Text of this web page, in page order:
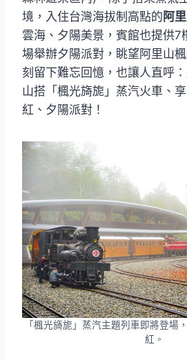
境，入住台灣海拔制高點的 阿
雲海、夕陽美景，賓館也提供7
場舉辦夕陽派對，眺望阿里山
刻留下難忘回憶，也讓人直呼
山搭「楓光旖旎」蒸汽火車、
紅、夕陽派對！
「楓光旖旎」蒸汽主題列車即將登場
紅。